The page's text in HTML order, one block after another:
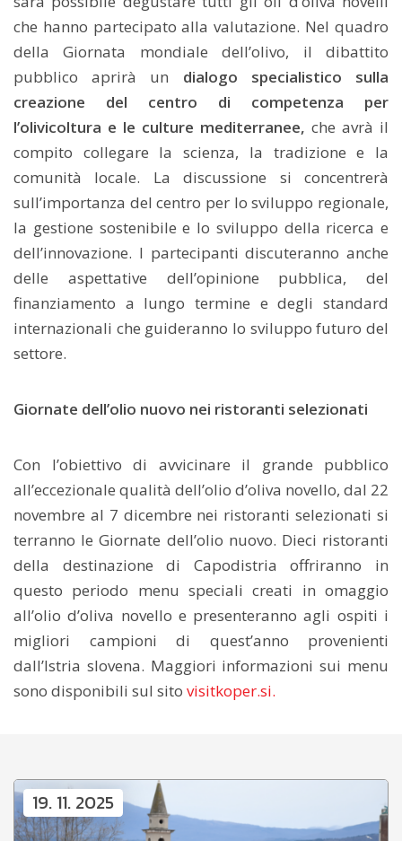
che hanno partecipato alla valutazione. Nel quadro
della Giornata mondiale dell’olivo, il dibattito
pubblico aprirà un dialogo specialistico sulla
creazione del centro di competenza per
l’olivicoltura e le culture mediterranee, che avrà il
compito collegare la scienza, la tradizione e la
comunità locale. La discussione si concentrerà
sull’importanza del centro per lo sviluppo regionale,
la gestione sostenibile e lo sviluppo della ricerca e
dell’innovazione. I partecipanti discuteranno anche
delle aspettative dell’opinione pubblica, del
finanziamento a lungo termine e degli standard
internazionali che guideranno lo sviluppo futuro del
settore.
Giornate dell’olio nuovo nei ristoranti selezionati
Con l’obiettivo di avvicinare il grande pubblico
all’eccezionale qualità dell’olio d’oliva novello, dal 22
novembre al 7 dicembre nei ristoranti selezionati si
terranno le Giornate dell’olio nuovo. Dieci ristoranti
della destinazione di Capodistria offriranno in
questo periodo menu speciali creati in omaggio
all’olio d’oliva novello e presenteranno agli ospiti i
migliori campioni di quest’anno provenienti
dall’Istria slovena. Maggiori informazioni sui menu
sono disponibili sul sito visitkoper.si.
19. 11. 2025